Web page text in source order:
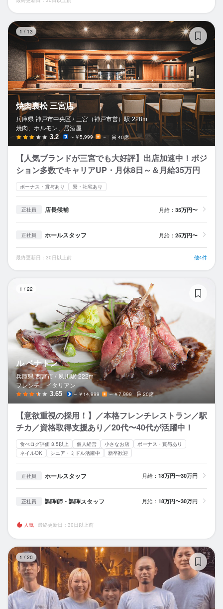
1 / 13
焼肉裏松 三宮店
兵庫県 神戸市中央区 / 三宮（神戸市営） 駅 228m
焼肉、ホルモン、居酒屋
3.2 ～￥5,999 － 40席
【人気ブランドが三宮でも大好評】出店加速中！ポジ
ション多数でキャリアUP・月休8日～＆月給35万円
ボーナス・賞与あり 寮・社宅あり
正社員 店長候補 月給： 35万円〜
正社員 ホールスタッフ 月給： 25万円〜
最終更新日：30日以上前 他4件
1 / 22
ル ベナトン
兵庫県 西宮市 / 夙川駅 222m
フレンチ、イタリアン
3.65 ～￥14,999 ～￥7,999 20席
【意欲重視の採用！】／本格フレンチレストラン／駅
チカ／資格取得支援あり／20代〜40代が活躍中！
食べログ評価 3.5以上 個人経営 小さなお店
ボーナス・賞与あり
ネイルOK
シニア・ミドル活躍中 新卒歓迎
正社員 ホールスタッフ 月給： 18万円〜30万円
正社員 調理師・調理スタッフ 月給： 18万円〜30万円
人気 最終更新日：30日以上前
1 / 20